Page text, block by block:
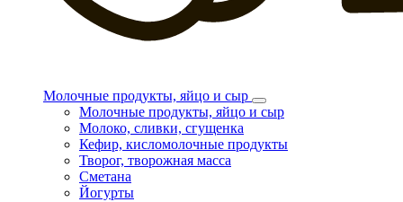
Молочные продукты, яйцо и сыр
Молочные продукты, яйцо и сыр
Молоко, сливки, сгущенка
Кефир, кисломолочные продукты
Творог, творожная масса
Сметана
Йогурты